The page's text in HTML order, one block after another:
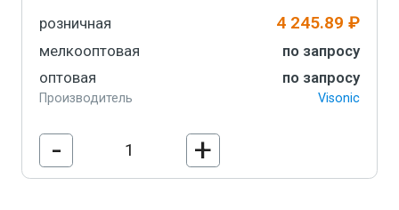
розничная 4 245.89 ₽
мелкооптовая
по запросу
оптовая
по запросу
Производитель Visonic
- +